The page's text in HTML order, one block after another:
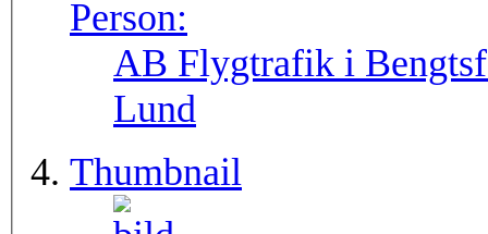
Person:
AB Flygtrafik i
Lund
Thumbnail